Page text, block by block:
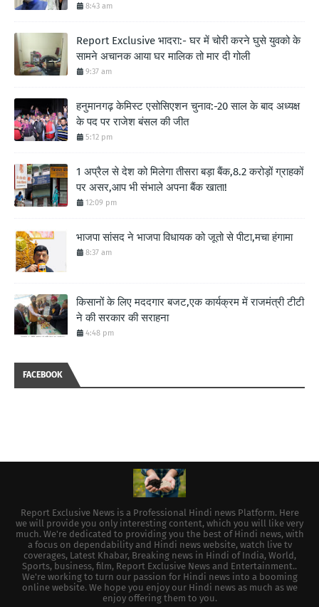
8:43 am
Report Exclusive भादरा:- घर में चोरी करने घुसे युवको के
सामने अचानक आया घर मालिक तो मार दी गोली
9:37 am
हनुमानगढ़ केमिस्ट एसोसिएशन चुनाव:-20 साल के बाद अध्यक्ष
के पद पर राजेश बंसल की जीत
5:12 pm
1 अप्रैल से देश को मिलेगा तीसरा बड़ा बैंक,8.2 करोड़ों ग्राहकों
पर असर,आप भी संभाले अपना बैंक खाता!
12:09 pm
भाजपा सांसद ने भाजपा विधायक को जूतो से पीटा,मचा हंगामा
8:37 am
किसानों के लिए मददगार बजट,एक कार्यक्रम में राजमंत्री टीटी
ने की सरकार की सराहना
4:48 pm
FACEBOOK
Report Exclusive News is a Professional Hindi news Platform. Here
we will provide you only interesting content, which you will like very
much. We're dedicated to providing you the best of Hindi news, with
a focus on dependability and Hindi news website, watch live tv
coverages, Latest Khabar, Breaking news in Hindi of India, World,
Sports, business, film, Report Exclusive News and Entertainment..
We're working to turn our passion for Hindi news into a booming
online website. We hope you enjoy our Hindi news as much as we
enjoy offering them to you.